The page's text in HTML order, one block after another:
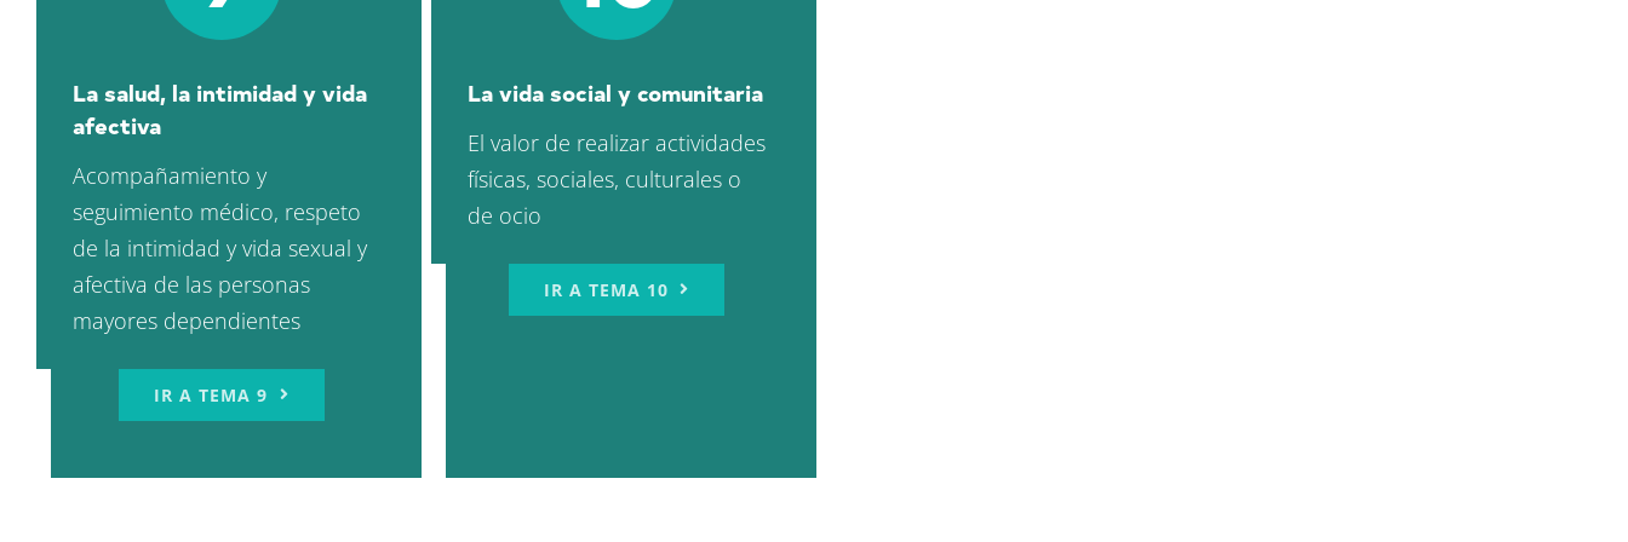
La salud, la intimidad y vida
afectiva
Acompañamiento y
seguimiento médico, respeto
de la intimidad y vida sexual y
afectiva de las personas
mayores dependientes
IR A TEMA 9
La vida social y comunitaria
El valor de realizar actividades
físicas, sociales, culturales o
de ocio
IR A TEMA 10